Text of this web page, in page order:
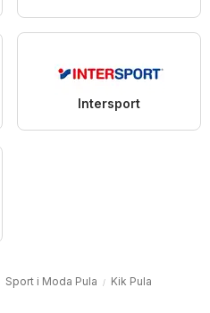
Intersport
Sport i Moda Pula Kik Pula